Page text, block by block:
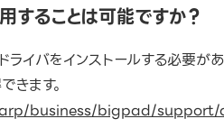
ることは可能ですか？
イバをインストールする必要があ
きます。
business/bigpad/